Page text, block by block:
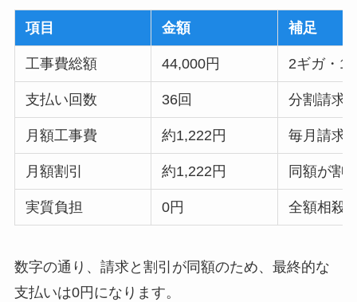
項目 金額 補足
工事費総額 44,000円 2ギガ・
支払い回数 36回 分割請求
月額工事費 約1,222円 毎月請求
月額割引 約1,222円 同額が割
実質負担 0円 全額相殺
数字の通り、請求と割引が同額のため、最終的な
支払いは0円になります。